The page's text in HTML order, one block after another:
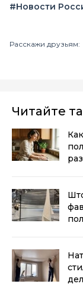
#Новости
Расскажи друзьям:
Читайте